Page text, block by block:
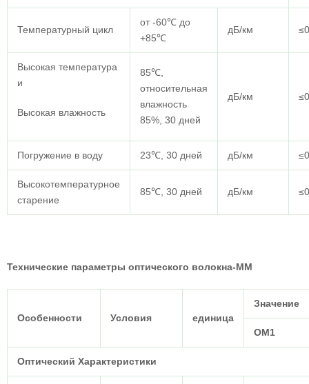
Температурный цикл
от -60℃ до
+85℃
дБ/км
Высокая температура
и
Высокая влажность
85℃,
относительная
влажность
85%, 30 дней
дБ/км
Погружение в воду 23℃, 30 дней дБ/км
Высокотемпературное
старение
85℃, 30 дней дБ/км
Технические параметры оптического волокна-ММ
Особенности Условия единица
Значение
ОМ1
Оптический Характеристики